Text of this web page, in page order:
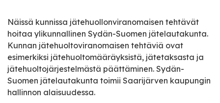
Näissä kunnissa jätehuollonviranomaisen tehtävät
hoitaa ylikunnallinen Sydän-Suomen jätelautakunta.
Kunnan jätehuoltoviranomaisen tehtäviä ovat
esimerkiksi jätehuoltomääräyksistä, jätetaksasta ja
jätehuoltojärjestelmästä päättäminen. Sydän-
Suomen jätelautakunta toimii Saarijärven kaupungin
hallinnon alaisuudessa.